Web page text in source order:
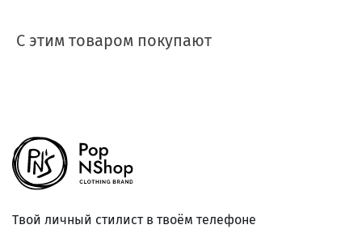
С этим товаром покупают
Твой личный стилист в твоём телефоне